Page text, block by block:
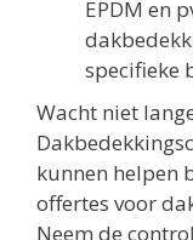
EPDM en
specifieke
Wacht niet
kunnen helpen
offertes voor
Neem de